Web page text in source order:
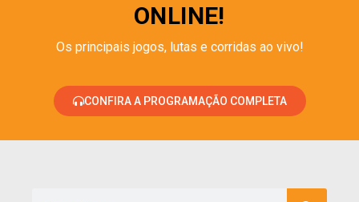
ONLINE!
Os principais jogos, lutas e corridas ao vivo!
CONFIRA A PROGRAMAÇÃO COMPLETA